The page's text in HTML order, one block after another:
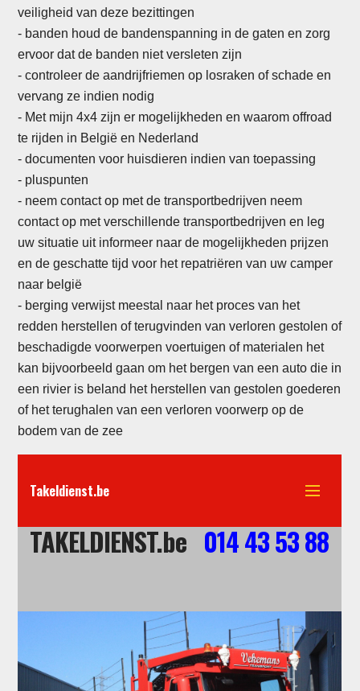
veiligheid van deze bezittingen
- banden houd de bandenspanning in de gaten en zorg
ervoor dat de banden niet versleten zijn
- controleer de aandrijfriemen op losraken of schade en
vervang ze indien nodig
- Met mijn 4x4 zijn er mogelijkheden en waarom offroad
te rijden in België en Nederland
- documenten voor huisdieren indien van toepassing
- pluspunten
- neem contact op met de transportbedrijven neem
contact op met verschillende transportbedrijven en leg
uw situatie uit informeer naar de mogelijkheden prijzen
en de geschatte tijd voor het repatriëren van uw camper
naar belgië
- berging verwijst meestal naar het proces van het
redden herstellen of terugvinden van verloren gestolen of
beschadigde voorwerpen voertuigen of materialen het
kan bijvoorbeeld gaan om het bergen van een auto die in
een rivier is beland het herstellen van gestolen goederen
of het terughalen van een verloren voorwerp op de
bodem van de zee